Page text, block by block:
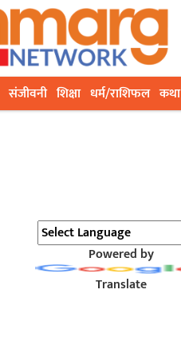
संजीवनी शिक्षा धर्म/राशिफल कथा
Powered by
Translate